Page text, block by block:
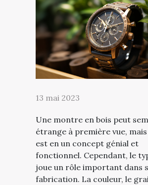
13 mai 2023
Une montre en bois peut
étrange à première vue,
est en un concept génial et
fonctionnel. Cependant, le
joue un rôle important dans
fabrication. La couleur, le